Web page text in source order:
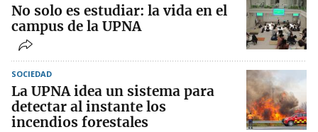
No solo es estudiar: la vida en el
campus de la UPNA
SOCIEDAD
La UPNA idea un sistema para
detectar al instante los
incendios forestales